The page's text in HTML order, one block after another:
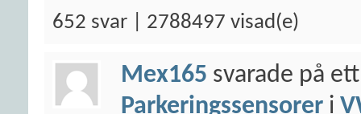
652 svar | 2788497 visad(e)
Mex165 svarade på
Parkeringssensorer i